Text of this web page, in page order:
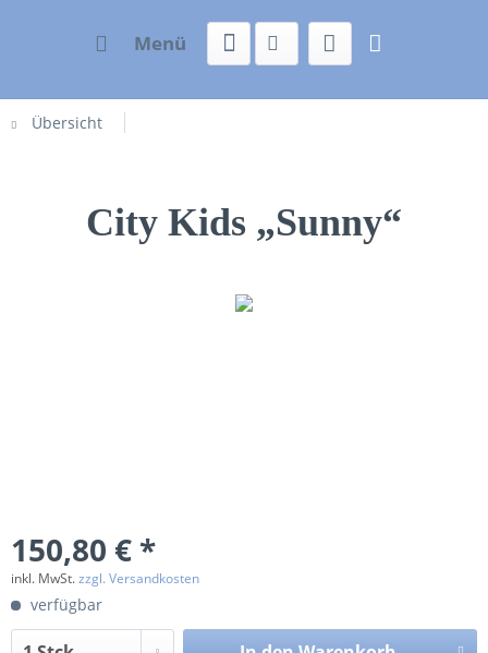
Menü
Übersicht
City Kids „Sunny“
150,80 € *
inkl. MwSt.zzgl. Versandkosten
verfügbar